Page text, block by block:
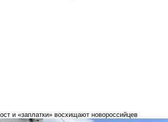
и «заплатки» восхищают новороссийцев